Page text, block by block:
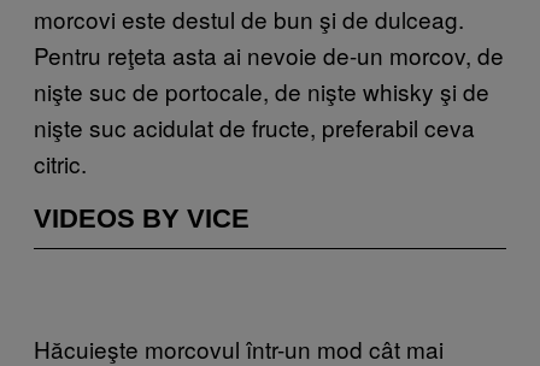
morcovi este destul de bun şi de dulceag.
Pentru reţeta asta ai nevoie de-un morcov, de
nişte suc de portocale, de nişte whisky şi de
nişte suc acidulat de fructe, preferabil ceva
citric.
VIDEOS BY VICE
Hăcuieşte morcovul într-un mod cât mai